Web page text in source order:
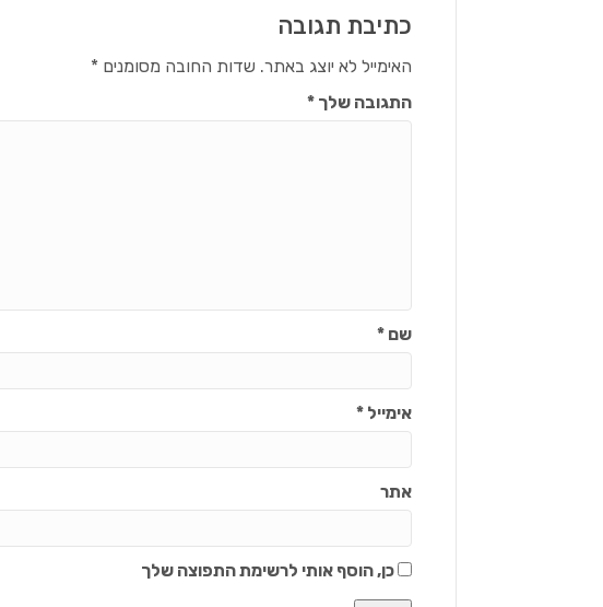
כתיבת תגובה
האימייל לא יוצג באתר. שדות החובה מסומנים*
התגובה שלך*
שם*
אימייל*
אתר
כן, הוסף אותי לרשימת התפוצה שלך